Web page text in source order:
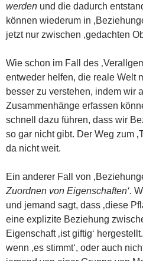
werden und die dadurch
können wiederum in
jetzt nur zwischen ‚gedachten
Wie schon im Fall des
entweder helfen, die reale Welt
besser zu verstehen, indem wir
Zusammenhänge erfassen
schnell dazu führen, dass wir
so gar nicht gibt. Der Weg zum
da nicht weit.
Ein anderer Fall von
Zuordnen von Eigenschaften‘.
und jemand sagt, dass ‚diese
eine explizite Beziehung
Eigenschaft ‚ist giftig‘
wenn ‚es stimmt‘, oder auch